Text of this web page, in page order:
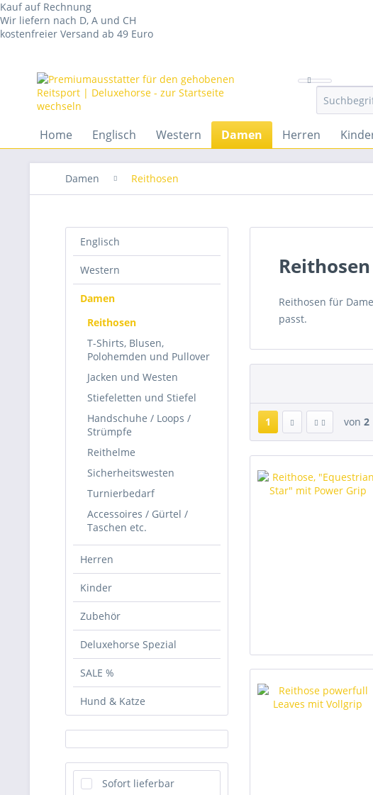
Kauf auf Rechnung
Wir liefern nach D, A und CH
kostenfreier Versand ab 49 Euro
Home Englisch Western Damen Herren
Damen Reithosen
Englisch
Western
Damen
Reithosen
T-Shirts, Blusen,
Polohemden und Pullover
Jacken und Westen
Stiefeletten und Stiefel
Handschuhe / Loops /
Strümpfe
Reithelme
Sicherheitswesten
Turnierbedarf
Accessoires / Gürtel /
Taschen etc.
Herren
Kinder
Zubehör
Deluxehorse Spezial
SALE %
Hund & Katze
Sofort lieferbar
Reithosen für
passt.
1 von 2